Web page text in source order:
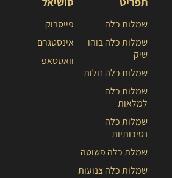
שמלות כלה
שמלות כלה בוהו
שיק
שמלות כלה זולות
שמלות כלה
למלאות
שמלות כלה
נסיכותיות
שמלת כלה פשוטה
שמלות כלה צנועות
פייסבוק
אינסטגרם
וואטסאפ